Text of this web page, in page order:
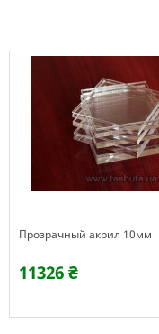
Прозрачный акрил 10мм
11326 ₴